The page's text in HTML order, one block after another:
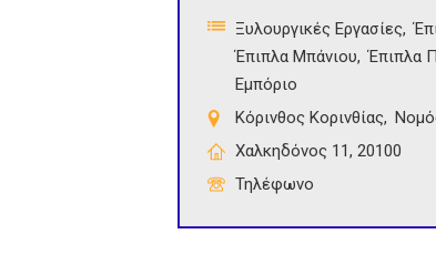
Ξυλουργικές Εργασίες
Έπιπλα Μπάνιου
Έπιπλα
Εμπόριο
Κόρινθος Κορινθίας
Χαλκηδόνος 11, 20100
Τηλέφωνο